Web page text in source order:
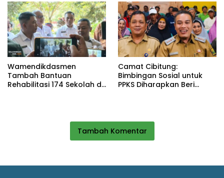
Wamendikdasmen
Tambah Bantuan
Rehabilitasi 174 Sekolah di
Camat Cibitung:
Bimbingan Sosial untuk
PPKS Diharapkan Beri
Tambah Komentar